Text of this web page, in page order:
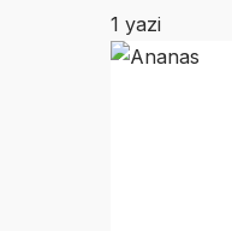
1 yazi